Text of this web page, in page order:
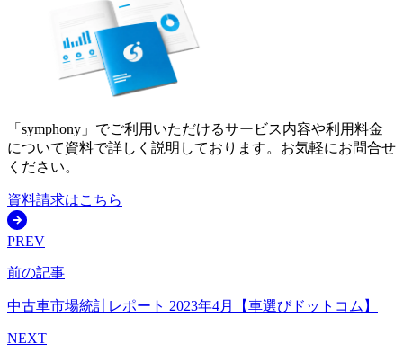
「symphony」でご利用いただけるサービス内容や利用料金
について資料で詳しく説明しております。お気軽にお問合せ
ください。
資料請求はこちら
PREV
前の記事
中古車市場統計レポート 2023年4月【車選びドットコム】
NEXT